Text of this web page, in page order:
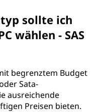
sollte ich
wählen - SAS
begrenztem Budget
Sata-
ausreichende
Preisen bieten.